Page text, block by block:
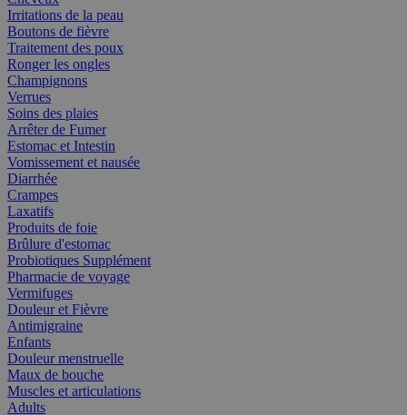
Irritations de la peau
Boutons de fièvre
Traitement des poux
Ronger les ongles
Champignons
Verrues
Soins des plaies
Arrêter de Fumer
Estomac et Intestin
Vomissement et nausée
Diarrhée
Crampes
Laxatifs
Produits de foie
Brûlure d'estomac
Probiotiques Supplément
Pharmacie de voyage
Vermifuges
Douleur et Fièvre
Antimigraine
Enfants
Douleur menstruelle
Maux de bouche
Muscles et articulations
Adults